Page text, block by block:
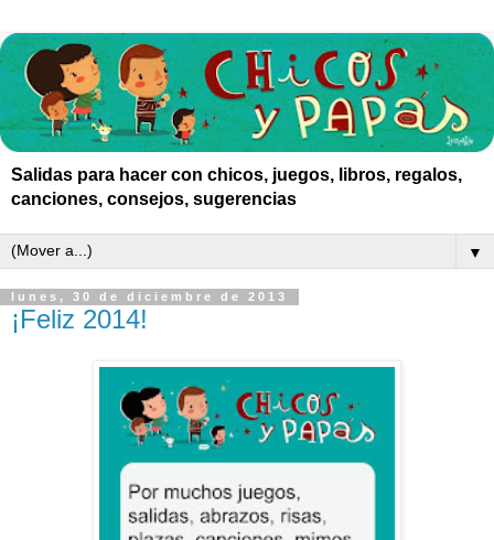
Salidas para hacer con chicos, juegos, libros, regalos,
canciones, consejos, sugerencias
▼
lunes, 30 de diciembre de 2013
¡Feliz 2014!